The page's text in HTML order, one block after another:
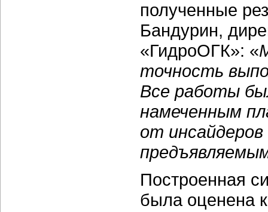
полученные
Бандурин,
«ГидроОГК»: «
точность
Все работы
намеченным
от
Построенная
была оценена